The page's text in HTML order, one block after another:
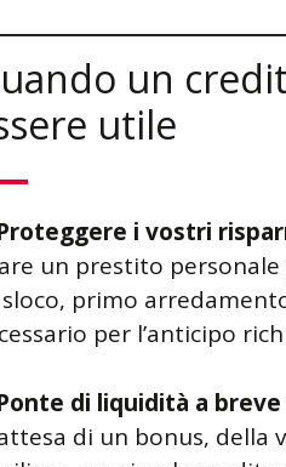
un
utile
i vostri
un prestito
primo
per l’anticipo
di liquidità a
di un bonus, della